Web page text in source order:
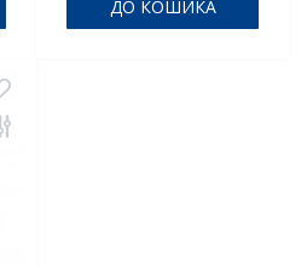
ДО КОШИКА